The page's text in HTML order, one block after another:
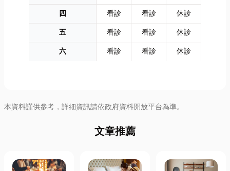
四
看診 看診
休診
五
看診 看診
休診
六
看診 看診 休診
本資料謹供參考，詳細資訊請依政府資料開放平台為準。
文章推薦